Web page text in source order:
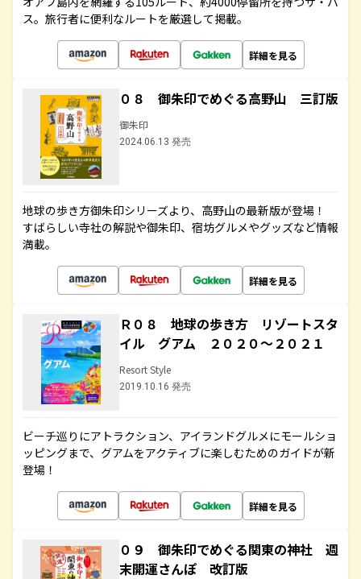
ス。旅行者に便利なルートを厳選して掲載。
詳細を見る
０８ 御朱印でめぐる高野山 三訂版
御朱印
2024.06.13 発売
地球の歩き方御朱印シリーズより、高野山の最新版が登場！
すばらしい寺社の解説や御朱印、宿坊グルメやグッズなど情報
満載。
詳細を見る
Ｒ０８ 地球の歩き方 リゾートスタ
イル グアム ２０２０～２０２１
Resort Style
2019.10.16 発売
ビーチ巡りにアトラクション、アイランドグルメにモールショ
ッピングまで、グアムをアクティブに楽しむためのガイドが新
登場！
詳細を見る
０９ 御朱印でめぐる関東の神社 週
末開運さんぽ 改訂版